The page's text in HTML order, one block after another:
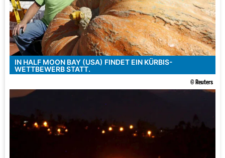
IN HALF MOON BAY (USA) FINDET EIN KÜRBIS-
WETTBEWERB STATT.
© Reuters